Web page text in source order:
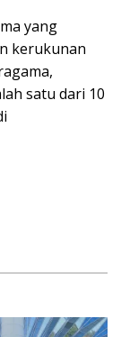
yang
kerukunan
satu dari 10